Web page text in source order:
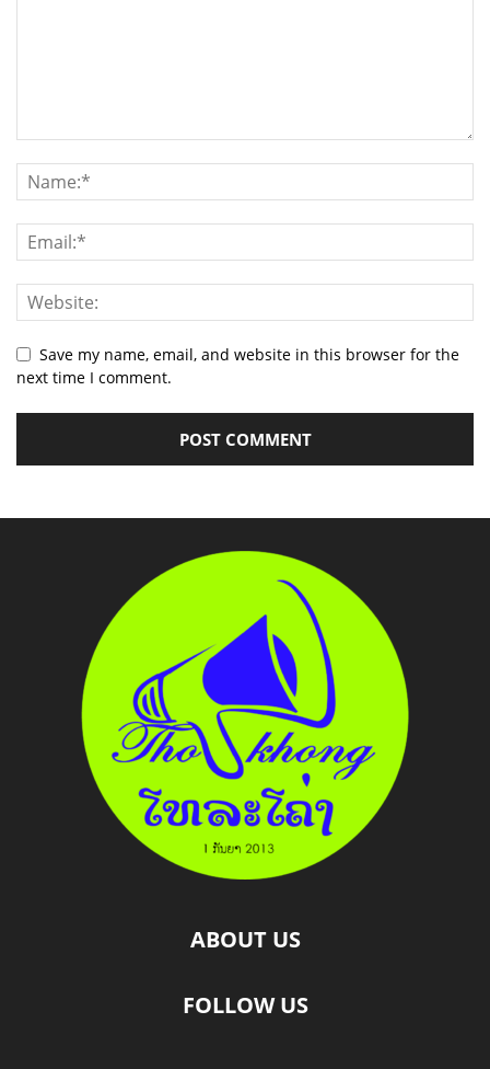
Save my name, email, and website in this browser for the
next time I comment.
ABOUT US
FOLLOW US